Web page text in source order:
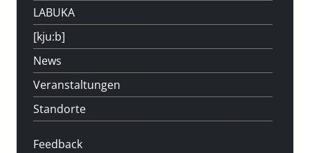
LABUKA
[kju:b]
News
Veranstaltungen
Standorte
Feedback